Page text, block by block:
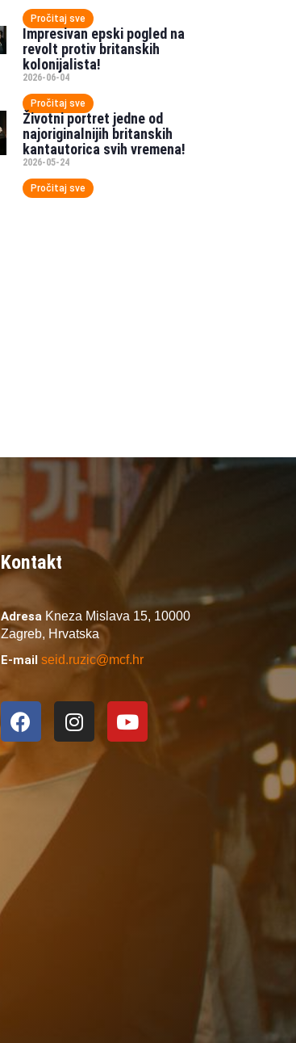
Pročitaj sve
Impresivan epski pogled na
revolt protiv britanskih
kolonijalista!
2026-06-04
Pročitaj sve
Životni portret jedne od
najoriginalnijih britanskih
kantautorica svih vremena!
2026-05-24
Pročitaj sve
Kontakt
Adresa Kneza Mislava 15, 10000
Zagreb, Hrvatska
E-mail seid.ruzic@mcf.hr